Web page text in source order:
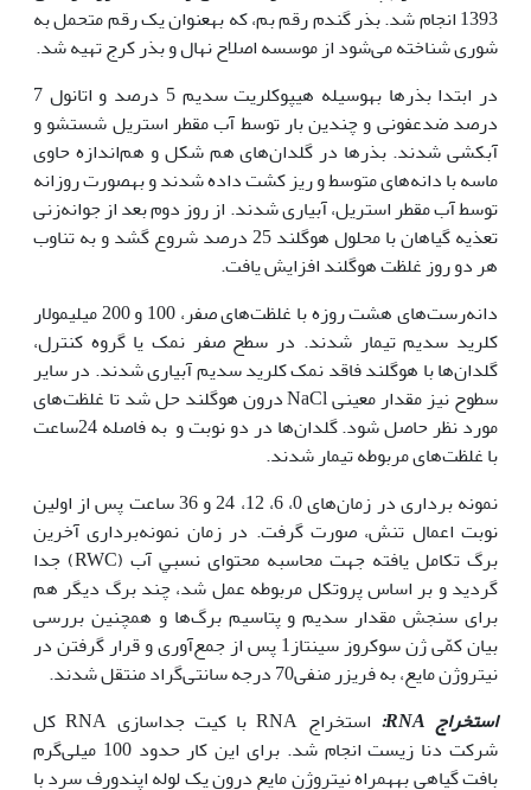
1393 انجام شد. بذر گندم رقم بم، که به‏عنوان یک رقم متحمل به
شوری شناخته می‌شود از موسسه اصلاح نهال و بذر کرج تهیه شد.
در ابتدا بذرها به‏وسیله هیپوکلریت سدیم 5 درصد و اتانول 7
درصد ضدعفونی و چندین بار توسط آب مقطر استریل شستشو و
آبکشی شدند. بذرها در گلدان‌های هم شکل و هم‌اندازه حاوی
ماسه با دانه‌های متوسط و ریز کشت داده شدند و به‏صورت روزانه
توسط آب مقطر استریل، آبیاری شدند. از روز دوم بعد از جوانه‌زنی
تعذیه گیاهان با محلول هوگلند 25 درصد شروع گشد و به تناوب
هر دو روز غلظت هوگلند افزایش ‌یافت.
دانه‌رست‌‌های هشت روزه با غلظت‌های صفر، 100 و 200 میلی‏مولار
کلرید سدیم تیمار شدند. در سطح صفر نمک یا گروه کنترل،
گلدان‌ها با هوگلند فاقد نمک کلرید سدیم آبیاری شدند. در سایر
سطوح نیز مقدار معینی NaCl درون هوگلند حل شد تا غلظت‌های
مورد نظر حاصل شود. گلدان‌ها در دو نوبت و به ‌فاصله 24ساعت
با غلظت‌های مربوطه تیمار شدند.
نمونه برداری در زمان‌های 0، 6، 12، 24 و 36 ساعت پس از اولین
نوبت اعمال تنش، صورت گرفت. در زمان نمونه‌برداری آخرین
برگ تکامل یافته جهت محاسبه ﻣﺤﺘﻮای ﻧﺴﺒﻲ آب (RWC) جدا
گردید و بر اساس پروتکل مربوطه عمل شد، چند برگ دیگر هم
برای سنجش مقدار سدیم و پتاسیم برگ‌ها و همچنین بررسی
بیان کمّی ژن سوکروز سینتاز1 پس از جمع‌آوری و قرار گرفتن در
نیتروژن مایع، به فریزر منفی70 درجه سانتی‌گراد منتقل شدند.
استخراج RNA
:
استخراج RNA با کیت جداسازی RNA کل
شرکت دنا زیست انجام شد. برای این کار حدود 100 میلی‌گرم
بافت گیاهی به‏همراه نیتروژن مایع درون یک لوله اپندورف سرد با